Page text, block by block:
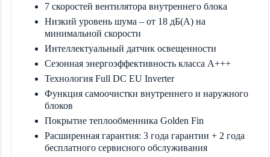
7 скоростей вентилятора внутреннего блока
Низкий уровень шума – от 18 дБ(А) на
минимальной скорости
Интеллектуальный датчик освещенности
Сезонная энергоэффективность класса А+++
Технология Full DC EU Inverter
Функция самоочистки внутреннего и наружного
блоков
Покрытие теплообменника Golden Fin
Расширенная гарантия: 3 года гарантии + 2 года
бесплатного сервисного обслуживания